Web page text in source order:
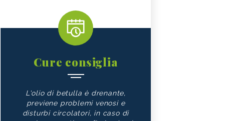
Cure consiglia
L'olio di betulla è drenante,
previene problemi venosi e
disturbi circolatori, in caso di